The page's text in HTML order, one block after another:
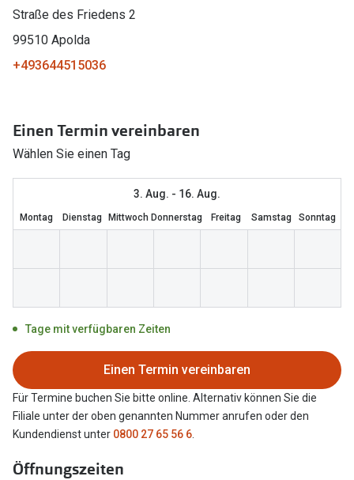
Seen
Miu Miu
alle Marken
Brillenpass richtig lesen
Alle Brillen Ratgeber
Angebote
Brillen 2 für 1
20% auf selbsttönende Gläser
Back to School: 50% auf die zweite Kinderbrille
Unofficial
Oakley
Oakley
Straße des Friedens 2
99510 Apolda
+493644515036
Einen Termin vereinbaren
Wählen Sie einen Tag
3. Aug. - 16. Aug.
Montag Dienstag Mittwoch Donnerstag Freitag Samstag Sonntag
Tage mit verfügbaren Zeiten
Einen Termin vereinbaren
Für Termine buchen Sie bitte online. Alternativ können Sie die
Filiale unter der oben genannten Nummer anrufen oder den
Kundendienst unter 0800 27 65 56 6
Öffnungszeiten